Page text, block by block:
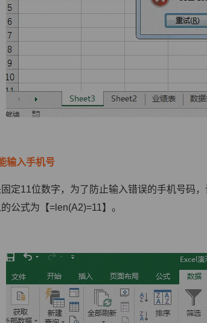
输入手机号
定11位数字，为了防止输入错误的手机号码
公式为【=len(A2)=11】。